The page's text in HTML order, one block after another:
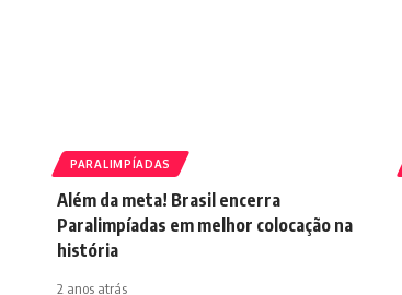
PARALIMPÍADAS
Além da meta! Brasil encerra
Paralimpíadas em melhor colocação na
história
2 anos atrás